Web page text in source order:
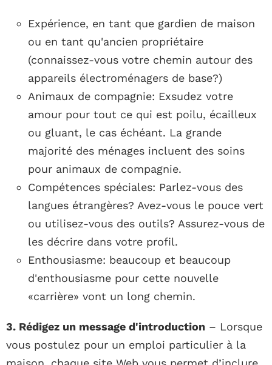
Expérience, en tant que gardien de maison
ou en tant qu'ancien propriétaire
(connaissez-vous votre chemin autour des
appareils électroménagers de base?)
Animaux de compagnie: Exsudez votre
amour pour tout ce qui est poilu, écailleux
ou gluant, le cas échéant. La grande
majorité des ménages incluent des soins
pour animaux de compagnie.
Compétences spéciales: Parlez-vous des
langues étrangères? Avez-vous le pouce vert
ou utilisez-vous des outils? Assurez-vous de
les décrire dans votre profil.
Enthousiasme: beaucoup et beaucoup
d'enthousiasme pour cette nouvelle
«carrière» vont un long chemin.
3. Rédigez un message d'introduction – Lorsque
vous postulez pour un emploi particulier à la